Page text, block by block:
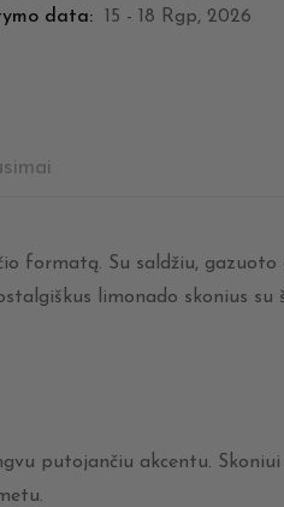
data: 15 - 18 Rgp, 2026
formatą. Su saldžiu,
limonado skonius su
putojančiu akcentu.